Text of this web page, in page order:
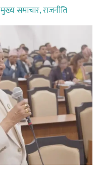
मुख्य समाचार,राजनीति